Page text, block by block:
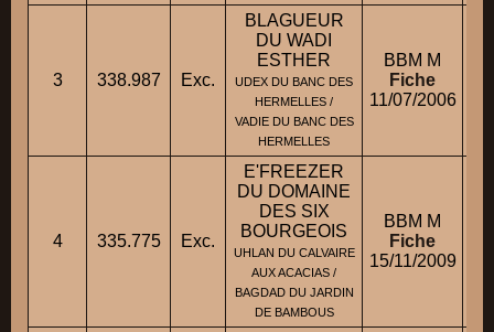
3 338.987 Exc.
BLAGUEUR
DU WADI
ESTHER
UDEX DU BANC DES
HERMELLES /
VADIE DU BANC DES
HERMELLES
BBM M
Fiche
11/07/2006
4 335.775 Exc.
E'FREEZER
DU DOMAINE
DES SIX
BOURGEOIS
UHLAN DU CALVAIRE
AUX ACACIAS /
BAGDAD DU JARDIN
DE BAMBOUS
BBM M
Fiche
15/11/2009